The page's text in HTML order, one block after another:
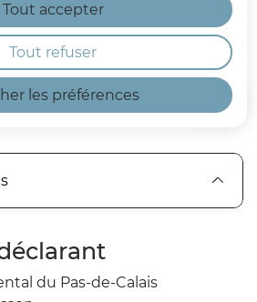
les préférences
Tout accepter
Tout refuser
du Pas-de-Calais